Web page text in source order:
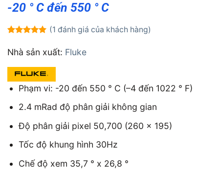
-20 ° C đến 550 ° C
dựa trên
đánh giá
(1 đánh giá của khách hàng)
Nhà sản xuất: Fluke
Phạm vi: -20 đến 550 ° C (–4 đến 1022 ° F)
2.4 mRad độ phân giải không gian
Độ phân giải pixel 50,700 (260 x 195)
Tốc độ khung hình 30Hz
Chế độ xem 35,7 ° x 26,8 °